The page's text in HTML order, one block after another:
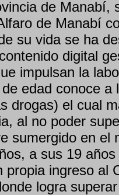
de Manabí,
de Manabí
su vida se ha
digital
impulsan la
edad conoce
drogas) el cual
al no poder
sumergido en el
a sus 19
propia ingreso al
logra